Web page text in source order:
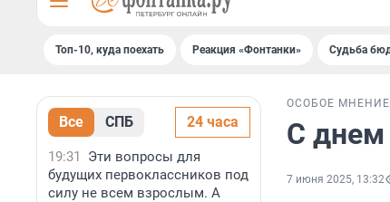
Топ-10, куда поехать Реакция «Фонтанки» Судьба
Все СПБ 24 часа
19:31
Эти вопросы для
будущих первоклассников под
силу не всем взрослым. А
ОСОБОЕ МНЕНИЕ
С днем
7 июня 2025, 13:32